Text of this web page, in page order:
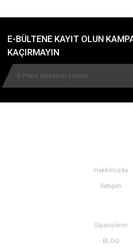
E-BÜLTENE KAYIT OLUN
KAÇIRMAYIN
Hakkımızda
İletişim
Siparişlerim
BLOG